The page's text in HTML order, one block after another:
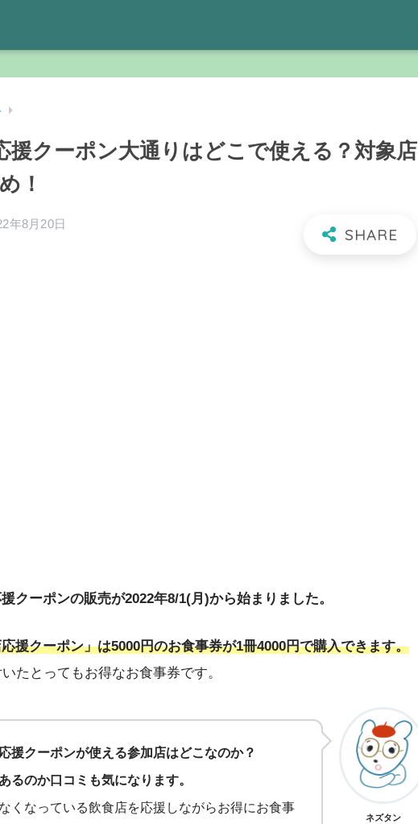
援クーポン大通りはどこで使える？対象店
！
年8月20日
クーポンの販売が2022年8/1(月)から始まりました。
援クーポン」は5000円のお食事券が1冊4000円で購入できます。
たとってもお得なお食事券です。
援クーポンが使える参加店はどこなのか？
るのか口コミも気になります。
くなっている飲食店を応援しながらお得にお食事
ネズタン